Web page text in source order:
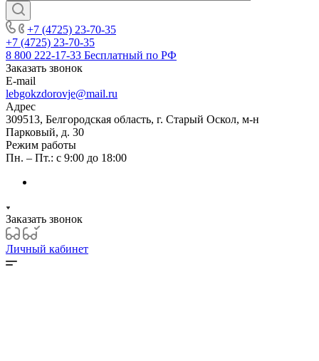
+7 (4725) 23-70-35
+7 (4725) 23-70-35
8 800 222-17-33 Бесплатный по РФ
Заказать звонок
E-mail
lebgokzdorovje@mail.ru
Адрес
309513, Белгородская область, г. Старый Оскол, м-н
Парковый, д. 30
Режим работы
Пн. – Пт.: с 9:00 до 18:00
Заказать звонок
Личный кабинет